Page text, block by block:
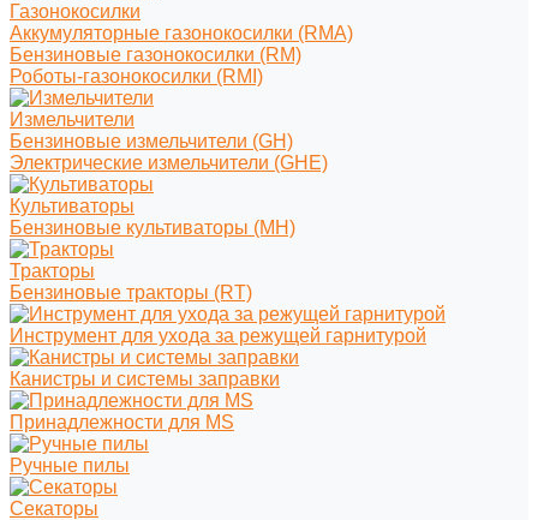
Газонокосилки
Аккумуляторные газонокосилки (RMA)
Бензиновые газонокосилки (RM)
Роботы-газонокосилки (RMI)
Измельчители
Бензиновые измельчители (GH)
Электрические измельчители (GHE)
Культиваторы
Бензиновые культиваторы (MH)
Тракторы
Бензиновые тракторы (RT)
Инструмент для ухода за режущей гарнитурой
Канистры и системы заправки
Принадлежности для MS
Ручные пилы
Секаторы